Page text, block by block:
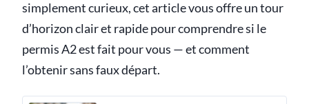
simplement curieux, cet article vous offre un tour
d’horizon clair et rapide pour comprendre si le
permis A2 est fait pour vous — et comment
l’obtenir sans faux départ.